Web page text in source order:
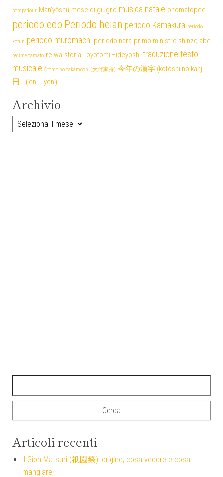
pompadour Man'yōshū mese di giugno musica natale onomatopee
periodo edo Periodo heian periodo Kamakura periodo
kofun periodo muromachi periodo nara primo ministro shinzo abe
regime Yamato reiwa storia Toyotomi Hideyoshi traduzione testo
musicale Ōtomo no Yakamochi (大伴家持) 今年の漢字 (kotoshi no kanji
円 （en、yen）
Archivio
Archivio
Articoli recenti
Il Gion Matsuri (祇園祭): origine, cosa vedere e cosa
mangiare